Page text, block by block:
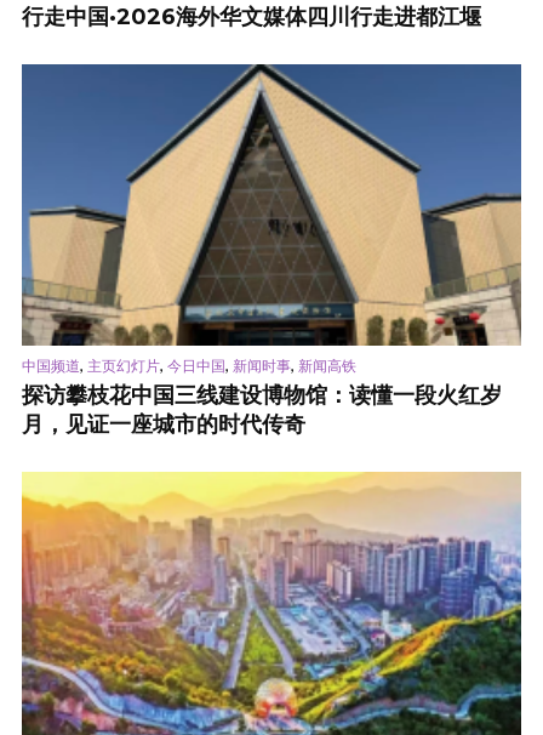
行走中国·2026海外华文媒体四川行走进都江堰
中国频道, 主页幻灯片, 今日中国, 新闻时事, 新闻高铁
探访攀枝花中国三线建设博物馆：读懂一段火红岁
月，见证一座城市的时代传奇